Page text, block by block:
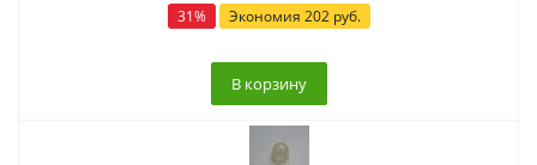
31% Экономия 202руб.
В корзину